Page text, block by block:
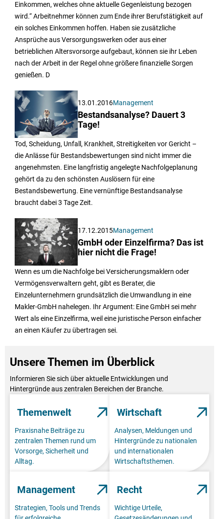
Einkommen, welches ohne aktuelle Gegenleistung bezogen
wird.“ Arbeitnehmer können zum Ende ihrer Berufstätigkeit auf
ein solches Einkommen hoffen. Haben sie zusätzliche
Ansprüche aus Versorgungswerken oder aus einer
betrieblichen Altersvorsorge aufgebaut, können sie ihr Leben
nach der Arbeit in der Regel ohne größere finanzielle Sorgen
genießen. D
13.01.2016Management
Bestandsanalyse? Dauert 3
Tage!
Tod, Scheidung, Unfall, Krankheit, Streitigkeiten vor Gericht –
die Anlässe für Bestandsbewertungen sind nicht immer die
angenehmsten. Eine langfristig angelegte Nachfolgeplanung
gehört da zu den schönsten Auslösern für eine
Bestandsbewertung. Eine vernünftige Bestandsanalyse
braucht dabei 3 Tage Zeit.
17.12.2015Management
GmbH oder Einzelfirma? Das ist
hier nicht die Frage!
Wenn es um die Nachfolge bei Versicherungsmaklern oder
Vermögensverwaltern geht, gibt es Berater, die
Einzelunternehmern grundsätzlich die Umwandlung in eine
Makler-GmbH nahelegen. Ihr Argument: Eine GmbH sei mehr
Wert als eine Einzelfirma, weil eine juristische Person einfacher
an einen Käufer zu übertragen sei.
Unsere Themen im Überblick
Informieren Sie sich über aktuelle Entwicklungen und
Hintergründe aus zentralen Bereichen der Branche.
Themenwelt
Praxisnahe Beiträge zu
zentralen Themen rund um
Vorsorge, Sicherheit und
Alltag.
Wirtschaft
Analysen, Meldungen und
Hintergründe zu nationalen
und internationalen
Wirtschaftsthemen.
Management
Strategien, Tools und Trends
Recht
Wichtige Urteile,